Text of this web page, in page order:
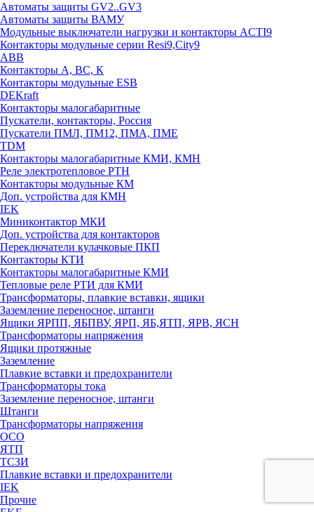
Автоматы защиты GV2..GV3
Автоматы защиты ВАМУ
Модульные выключатели нагрузки и контакторы ACTI9
Контакторы модульные серии Resi9,City9
ABB
Контакторы А, ВС, К
Контакторы модульные ESB
DEKraft
Контакторы малогабаритные
Пускатели, контакторы, Россия
Пускатели ПМЛ, ПМ12, ПМА, ПМЕ
TDM
Контакторы малогабаритные КМИ, КМН
Реле электротепловое РТН
Контакторы модульные КМ
Доп. устройства для КМН
IEK
Миниконтактор МКИ
Доп. устройства для контакторов
Переключатели кулачковые ПКП
Контакторы КТИ
Контакторы малогабаритные КМИ
Тепловые реле РTИ для КМИ
Трансформаторы, плавкие вставки, ящики
Заземление переносное, штанги
Ящики ЯРПП, ЯБПВУ, ЯРП, ЯБ,ЯТП, ЯРВ, ЯСН
Трансформаторы напряжения
Ящики протяжные
Заземление
Плавкие вставки и предохранители
Трансформаторы тока
Заземление переносное, штанги
Штанги
Трансформаторы напряжения
ОСО
ЯТП
ТСЗИ
Плавкие вставки и предохранители
IEK
Прочие